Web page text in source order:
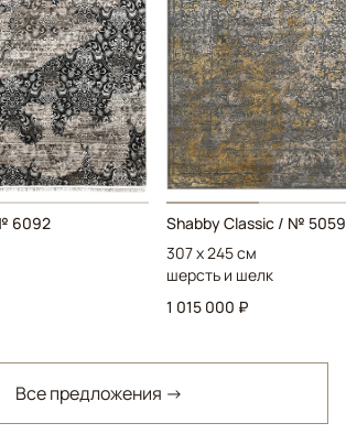
6092
Shabby Classic / № 5059
307 x 245 см
шерсть и шелк
1 015 000 ₽
Все предложения →